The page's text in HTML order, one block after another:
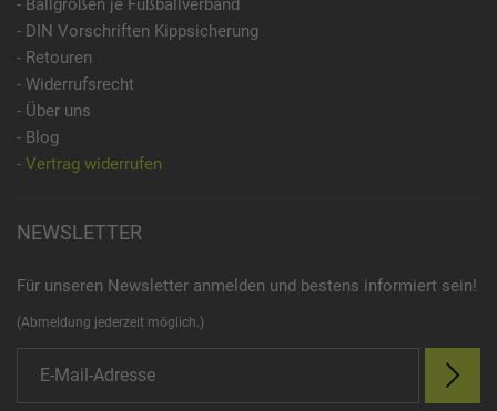
- Ballgrößen je Fußballverband
- DIN Vorschriften Kippsicherung
- Retouren
- Widerrufsrecht
- Über uns
- Blog
- Vertrag widerrufen
NEWSLETTER
Für unseren Newsletter anmelden und bestens informiert sein!
(Abmeldung jederzeit möglich.)